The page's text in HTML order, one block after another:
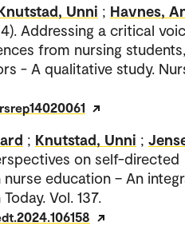
Unni ; Havnes,
Addressing a critical
from nursing
- A qualitative study.
; Knutstad, Unni ;
on self-directed
education – An
Vol. 137.